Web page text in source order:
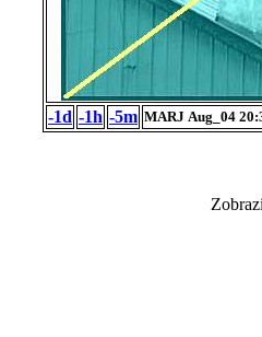
-1d -1h -5m MARJ Aug_04